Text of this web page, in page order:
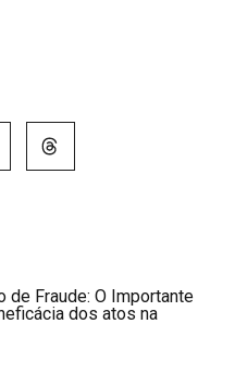
de Fraude: O Importante
dos atos na